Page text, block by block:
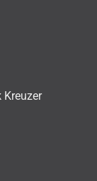
Kreuzer